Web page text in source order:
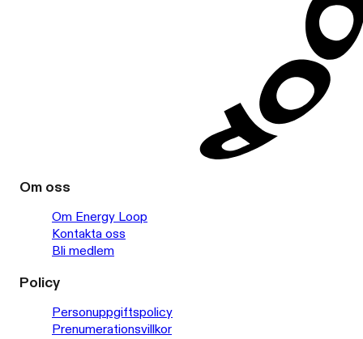
Om oss
Om Energy Loop
Kontakta oss
Bli medlem
Policy
Personuppgiftspolicy
Prenumerationsvillkor